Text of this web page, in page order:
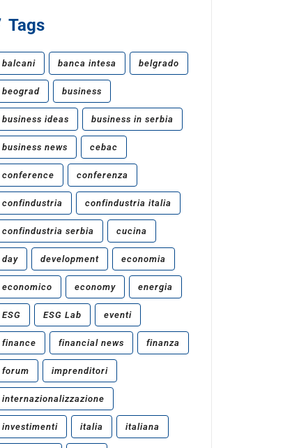
Tags
balcani banca intesa belgrado
beograd business
business ideas business in serbia
business news cebac
conference conferenza
confindustria confindustria italia
confindustria serbia cucina
day development economia
economico economy energia
ESG ESG Lab eventi
finance financial news finanza
forum imprenditori
internazionalizzazione
investimenti italia italiana